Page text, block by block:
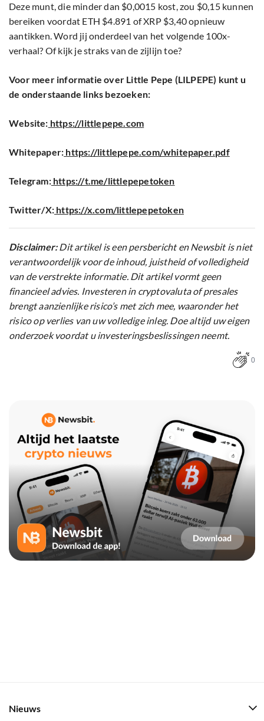
Deze munt, die minder dan $0,0015 kost, zou $0,15 kunnen
bereiken voordat ETH $4.891 of XRP $3,40 opnieuw
aantikken. Word jij onderdeel van het volgende 100x-
verhaal? Of kijk je straks van de zijlijn toe?
Voor meer informatie over Little Pepe (LILPEPE) kunt u
de onderstaande links bezoeken:
Website: https://littlepepe.com
Whitepaper: https://littlepepe.com/whitepaper.pdf
Telegram:https://t.me/littlepepetoken
Twitter/X: https://x.com/littlepepetoken
Disclaimer:Dit artikel is een persbericht en Newsbit is niet
verantwoordelijk voor de inhoud, juistheid of volledigheid
van de verstrekte informatie. Dit artikel vormt geen
financieel advies. Investeren in cryptovaluta of presales
brengt aanzienlijke risico’s met zich mee, waaronder het
risico op verlies van uw volledige inleg. Doe altijd uw eigen
onderzoek voordat u investeringsbeslissingen neemt.
0
Nieuws